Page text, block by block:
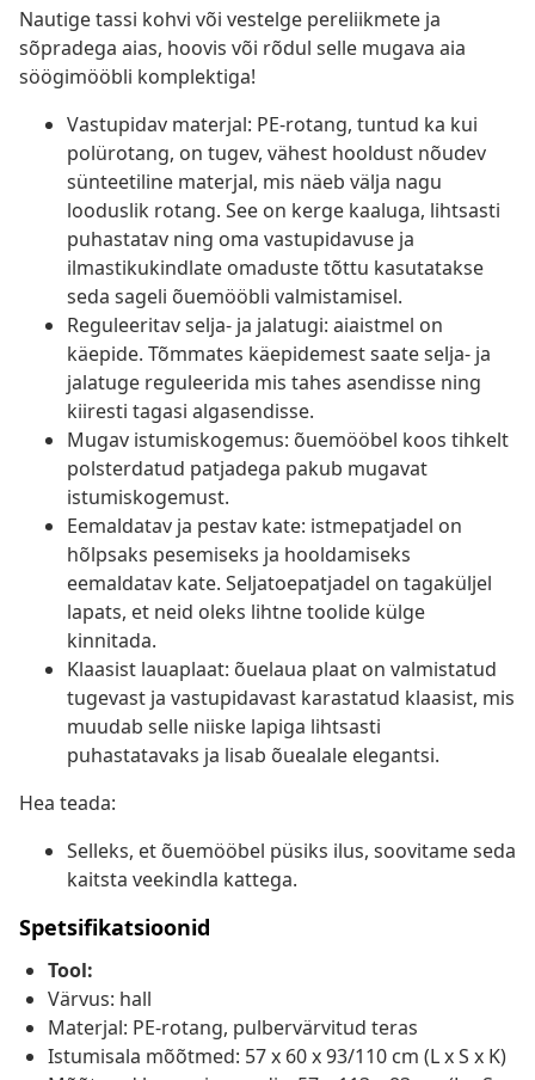
Nautige tassi kohvi või vestelge pereliikmete ja
sõpradega aias, hoovis või rõdul selle mugava aia
söögimööbli komplektiga!
Vastupidav materjal: PE-rotang, tuntud ka kui
polürotang, on tugev, vähest hooldust nõudev
sünteetiline materjal, mis näeb välja nagu
looduslik rotang. See on kerge kaaluga, lihtsasti
puhastatav ning oma vastupidavuse ja
ilmastikukindlate omaduste tõttu kasutatakse
seda sageli õuemööbli valmistamisel.
Reguleeritav selja- ja jalatugi: aiaistmel on
käepide. Tõmmates käepidemest saate selja- ja
jalatuge reguleerida mis tahes asendisse ning
kiiresti tagasi algasendisse.
Mugav istumiskogemus: õuemööbel koos tihkelt
polsterdatud patjadega pakub mugavat
istumiskogemust.
Eemaldatav ja pestav kate: istmepatjadel on
hõlpsaks pesemiseks ja hooldamiseks
eemaldatav kate. Seljatoepatjadel on tagaküljel
lapats, et neid oleks lihtne toolide külge
kinnitada.
Klaasist lauaplaat: õuelaua plaat on valmistatud
tugevast ja vastupidavast karastatud klaasist, mis
muudab selle niiske lapiga lihtsasti
puhastatavaks ja lisab õuealale elegantsi.
Hea teada:
Selleks, et õuemööbel püsiks ilus, soovitame seda
kaitsta veekindla kattega.
Spetsifikatsioonid
Tool:
Värvus: hall
Materjal: PE-rotang, pulbervärvitud teras
Istumisala mõõtmed: 57 x 60 x 93/110 cm (L x S x K)